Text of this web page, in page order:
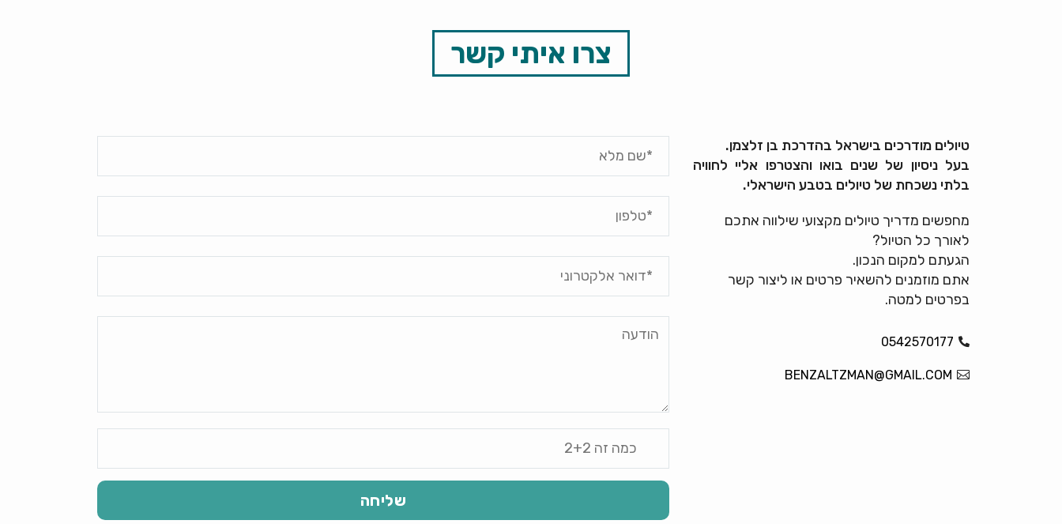
צרו איתי קשר
טיולים מודרכים בישראל בהדרכת בן זלצמן.
בעל ניסיון של שנים בואו והצטרפו אליי לחוויה
בלתי נשכחת של טיולים בטבע הישראלי.
מחפשים מדריך טיולים מקצועי שילווה אתכם
לאורך כל הטיול?
הגעתם למקום הנכון.
אתם מוזמנים להשאיר פרטים או ליצור קשר
בפרטים למטה.
0542570177
BENZALTZMAN@GMAIL.COM